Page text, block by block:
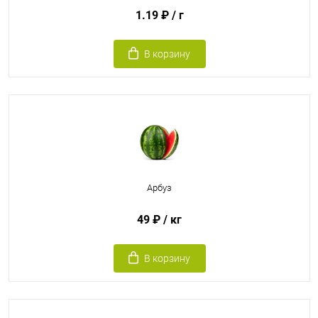
1.19 ₽ / г
В корзину
Арбуз
49 ₽ / кг
В корзину